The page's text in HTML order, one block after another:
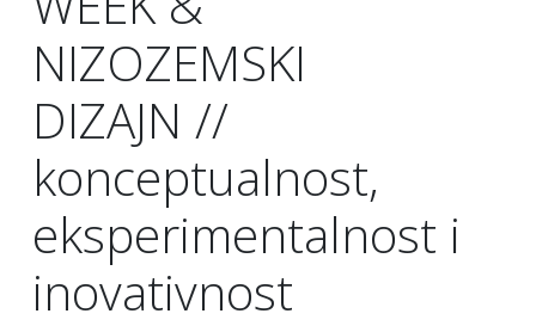
NIZOZEMSKI
DIZAJN //
konceptualnost,
eksperimentalnost i
inovativnost